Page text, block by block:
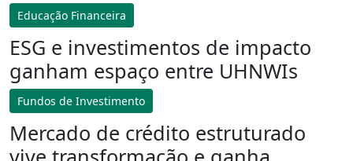
Educação Financeira
ESG e investimentos de impacto
ganham espaço entre UHNWIs
Fundos de Investimento
Mercado de crédito estruturado